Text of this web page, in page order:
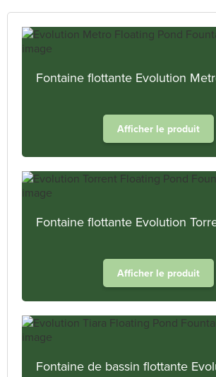
Fontaine flottante Evolution
Afficher le produit
Fontaine flottante Evolution
Afficher le produit
Fontaine de bassin flottante